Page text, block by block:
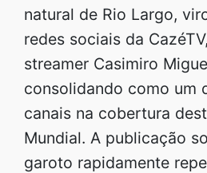
natural de Rio Largo,
redes sociais da
streamer Casimiro
consolidando como um
canais na cobertura
Mundial. A publicação
garoto rapidamente